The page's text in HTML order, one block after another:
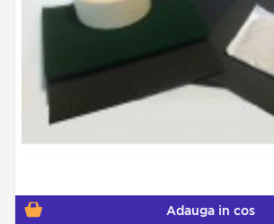
Adauga in cos